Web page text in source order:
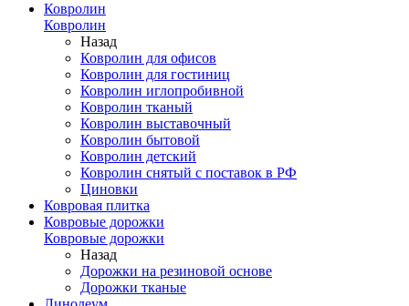
Ковролин
Ковролин
Назад
Ковролин для офисов
Ковролин для гостиниц
Ковролин иглопробивной
Ковролин тканый
Ковролин выставочный
Ковролин бытовой
Ковролин детский
Ковролин снятый с поставок в РФ
Циновки
Ковровая плитка
Ковровые дорожки
Ковровые дорожки
Назад
Дорожки на резиновой основе
Дорожки тканые